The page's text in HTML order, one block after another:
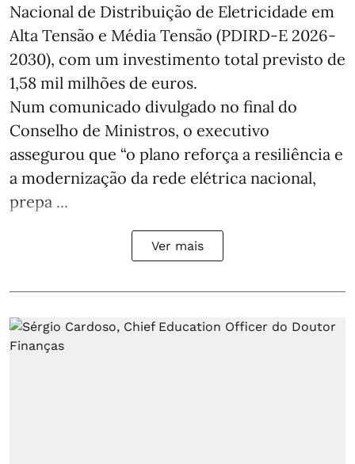
Nacional de Distribuição de Eletricidade em
Alta Tensão e Média Tensão (PDIRD-E 2026-
2030), com um investimento total previsto de
1,58 mil milhões de euros.
Num comunicado divulgado no final do
Conselho de Ministros, o executivo
assegurou que “o plano reforça a resiliência e
a modernização da rede elétrica nacional,
prepa ...
Ver mais